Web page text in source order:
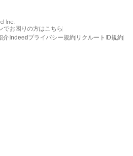
でお困りの方はこちら
介 Indeedプライバシー規約 リクルートID規約